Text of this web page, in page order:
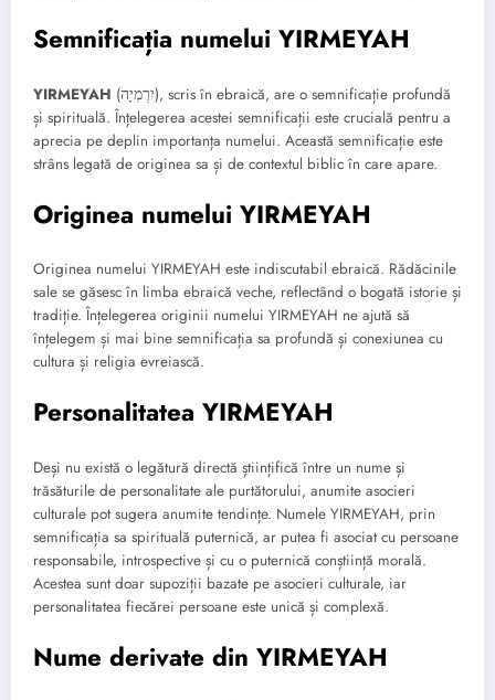
Semnificația numelui YIRMEYAH
YIRMEYAH (יִרְמְיָה), scris în ebraică, are o semnificație profundă
și spirituală. Înțelegerea acestei semnificații este crucială pentru a
aprecia pe deplin importanța numelui. Această semnificație este
strâns legată de originea sa și de contextul biblic în care apare.
Originea numelui YIRMEYAH
Originea numelui YIRMEYAH este indiscutabil ebraică. Rădăcinile
sale se găsesc în limba ebraică veche, reflectând o bogată istorie și
tradiție. Înțelegerea originii numelui YIRMEYAH ne ajută să
înțelegem și mai bine semnificația sa profundă și conexiunea cu
cultura și religia evreiască.
Personalitatea YIRMEYAH
Deși nu există o legătură directă științifică între un nume și
trăsăturile de personalitate ale purtătorului, anumite asocieri
culturale pot sugera anumite tendințe. Numele YIRMEYAH, prin
semnificația sa spirituală puternică, ar putea fi asociat cu persoane
responsabile, introspective și cu o puternică conștiință morală.
Acestea sunt doar supoziții bazate pe asocieri culturale, iar
personalitatea fiecărei persoane este unică și complexă.
Nume derivate din YIRMEYAH